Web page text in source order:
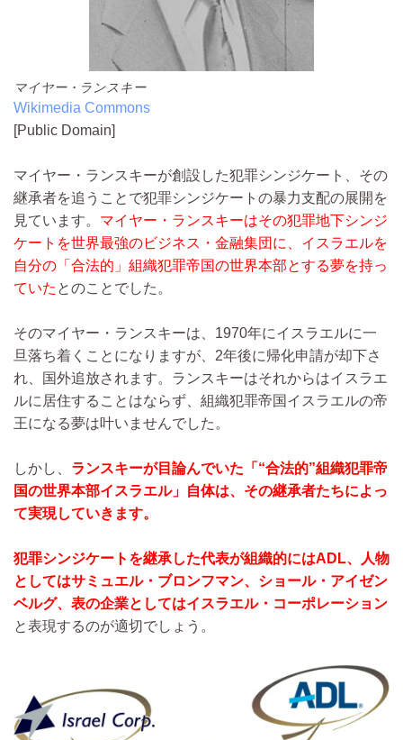
マイヤー・ランスキー
Wikimedia Commons
[Public Domain]
マイヤー・ランスキーが創設した犯罪シンジケート、その
継承者を追うことで犯罪シンジケートの暴力支配の展開を
見ています。 マイヤー・ランスキーはその犯罪地下シンジ
ケートを世界最強のビジネス・金融集団に、イスラエルを
自分の「合法的」組織犯罪帝国の世界本部とする夢を持っ
ていた とのことでした。
そのマイヤー・ランスキーは、1970年にイスラエルに一
旦落ち着くことになりますが、2年後に帰化申請が却下さ
れ、国外追放されます。ランスキーはそれからはイスラエ
ルに居住することはならず、組織犯罪帝国イスラエルの帝
王になる夢は叶いませんでした。
しかし、 ランスキーが目論んでいた「“合法的”組織犯罪帝
国の世界本部イスラエル」自体は、その継承者たちによっ
て実現していきます。
犯罪シンジケートを継承した代表が組織的にはADL、人物
としてはサミュエル・ブロンフマン、ショール・アイゼン
ベルグ、表の企業としてはイスラエル・コーポレーション
と表現するのが適切でしょう。